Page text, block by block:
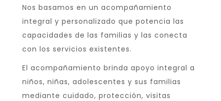
Nos basamos en un acompañamiento
integral y personalizado que potencia las
capacidades de las familias y las conecta
con los servicios existentes.
El acompañamiento brinda apoyo integral a
niños, niñas, adolescentes y sus familias
mediante cuidado, protección, visitas